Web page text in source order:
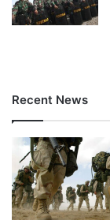
Recent News